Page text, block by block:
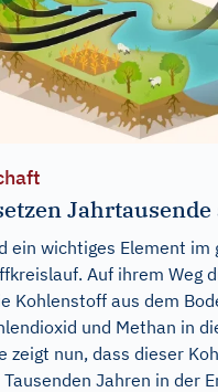
ein wichtiges Element im
Auf ihrem Weg
Kohlenstoff aus dem
und Methan in
zeigt nun, dass dieser
Jahren in der